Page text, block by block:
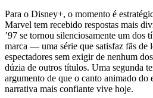
Para o Disney+, o momento é
Marvel tem recebido respostas mais
’97 se tornou silenciosamente um dos
marca — uma série que satisfaz fãs de
espectadores sem exigir de nenhum
dúzia de outros títulos. Uma segunda
argumento de que o canto animado do
narrativa mais confiante vive hoje.